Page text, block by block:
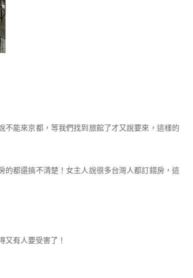
能來京都，等我們找到旅館了才又說要來，這樣的
都還搞不清楚！女主人說很多台灣人都訂錯房，這
有人要受害了！